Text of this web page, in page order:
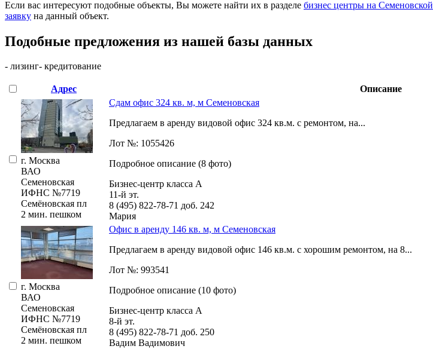
Если вас интересуют подобные объекты, Вы можете найти их в разделе бизнес центры на Семеновской
заявку на данный объект.
Подобные предложения из нашей базы данных
- лизинг- кредитование
Адрес Описание
г. Москва
ВАО
Семеновская
ИФНС №7719
Семёновская пл
2 мин. пешком
Сдам офис 324 кв. м, м Семеновская
Предлагаем в аренду видовой офис 324 кв.м. с ремонтом,­ на...
Лот №: 1055426
Подробное описание (8 фото)
Бизнес-центр класса А
11-й эт.
8 (495) 822-78-71 доб. 242
Мария
г. Москва
ВАО
Семеновская
ИФНС №7719
Семёновская пл
2 мин. пешком
Офис в аренду 146 кв. м, м Семеновская
Предлагаем в аренду видовой офис 146 кв.м. с хорошим ремонтом,­ на 8...
Лот №: 993541
Подробное описание (10 фото)
Бизнес-центр класса А
8-й эт.
8 (495) 822-78-71 доб. 250
Вадим Вадимович